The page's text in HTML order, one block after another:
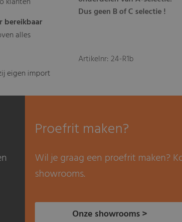
bereikbaar
alles
eigen import
Dus geen B of C selectie !
Artikelnr: 24-R1b
Proefrit maken?
Wil je graag een proefrit maken?
showrooms.
Onze showrooms >